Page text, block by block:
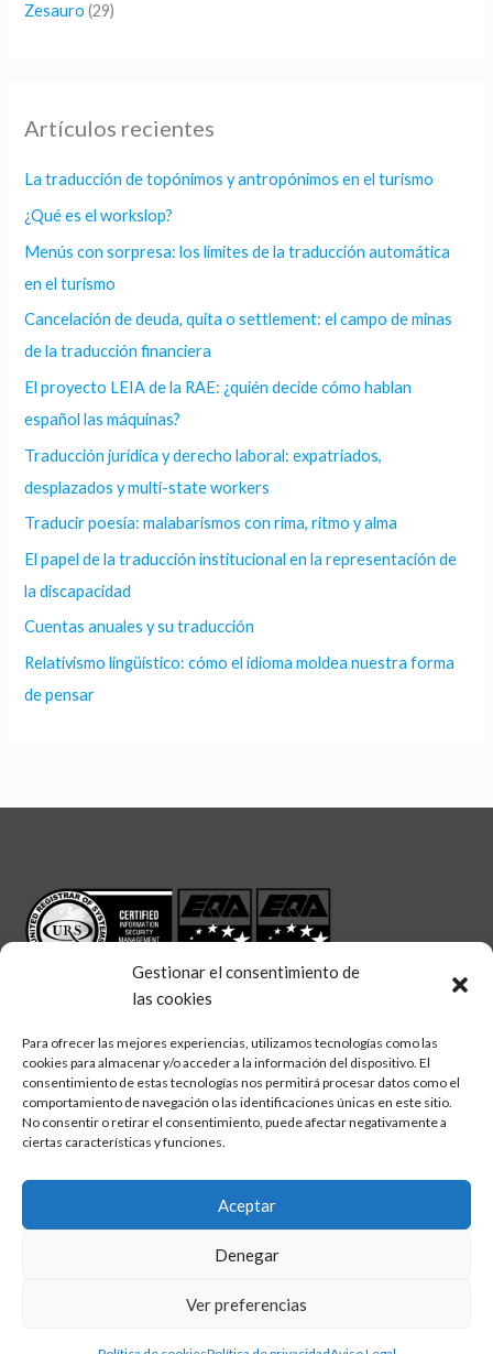
Gestionar el consentimiento de
las cookies
Para ofrecer las mejores experiencias, utilizamos tecnologías como las
cookies para almacenar y/o acceder a la información del dispositivo. El
consentimiento de estas tecnologías nos permitirá procesar datos como el
comportamiento de navegación o las identificaciones únicas en este sitio.
No consentir o retirar el consentimiento, puede afectar negativamente a
ciertas características y funciones.
Aceptar
Denegar
Ver preferencias
Zesauro (29)
Artículos recientes
La traducción de topónimos y antropónimos en el turismo
¿Qué es el workslop?
Menús con sorpresa: los límites de la traducción automática
en el turismo
Cancelación de deuda, quita o settlement: el campo de minas
de la traducción financiera
El proyecto LEIA de la RAE: ¿quién decide cómo hablan
español las máquinas?
Traducción jurídica y derecho laboral: expatriados,
desplazados y multi-state workers
Traducir poesía: malabarismos con rima, ritmo y alma
El papel de la traducción institucional en la representación de
la discapacidad
Cuentas anuales y su traducción
Relativismo lingüístico: cómo el idioma moldea nuestra forma
de pensar
Síguenos en:
linkedintwitterfacebook
Aviso legal